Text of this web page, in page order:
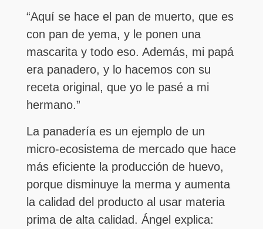
“Aquí se hace el pan de muerto, que es
con pan de yema, y le ponen una
mascarita y todo eso. Además, mi papá
era panadero, y lo hacemos con su
receta original, que yo le pasé a mi
hermano.”
La panadería es un ejemplo de un
micro-ecosistema de mercado que hace
más eficiente la producción de huevo,
porque disminuye la merma y aumenta
la calidad del producto al usar materia
prima de alta calidad. Ángel explica: